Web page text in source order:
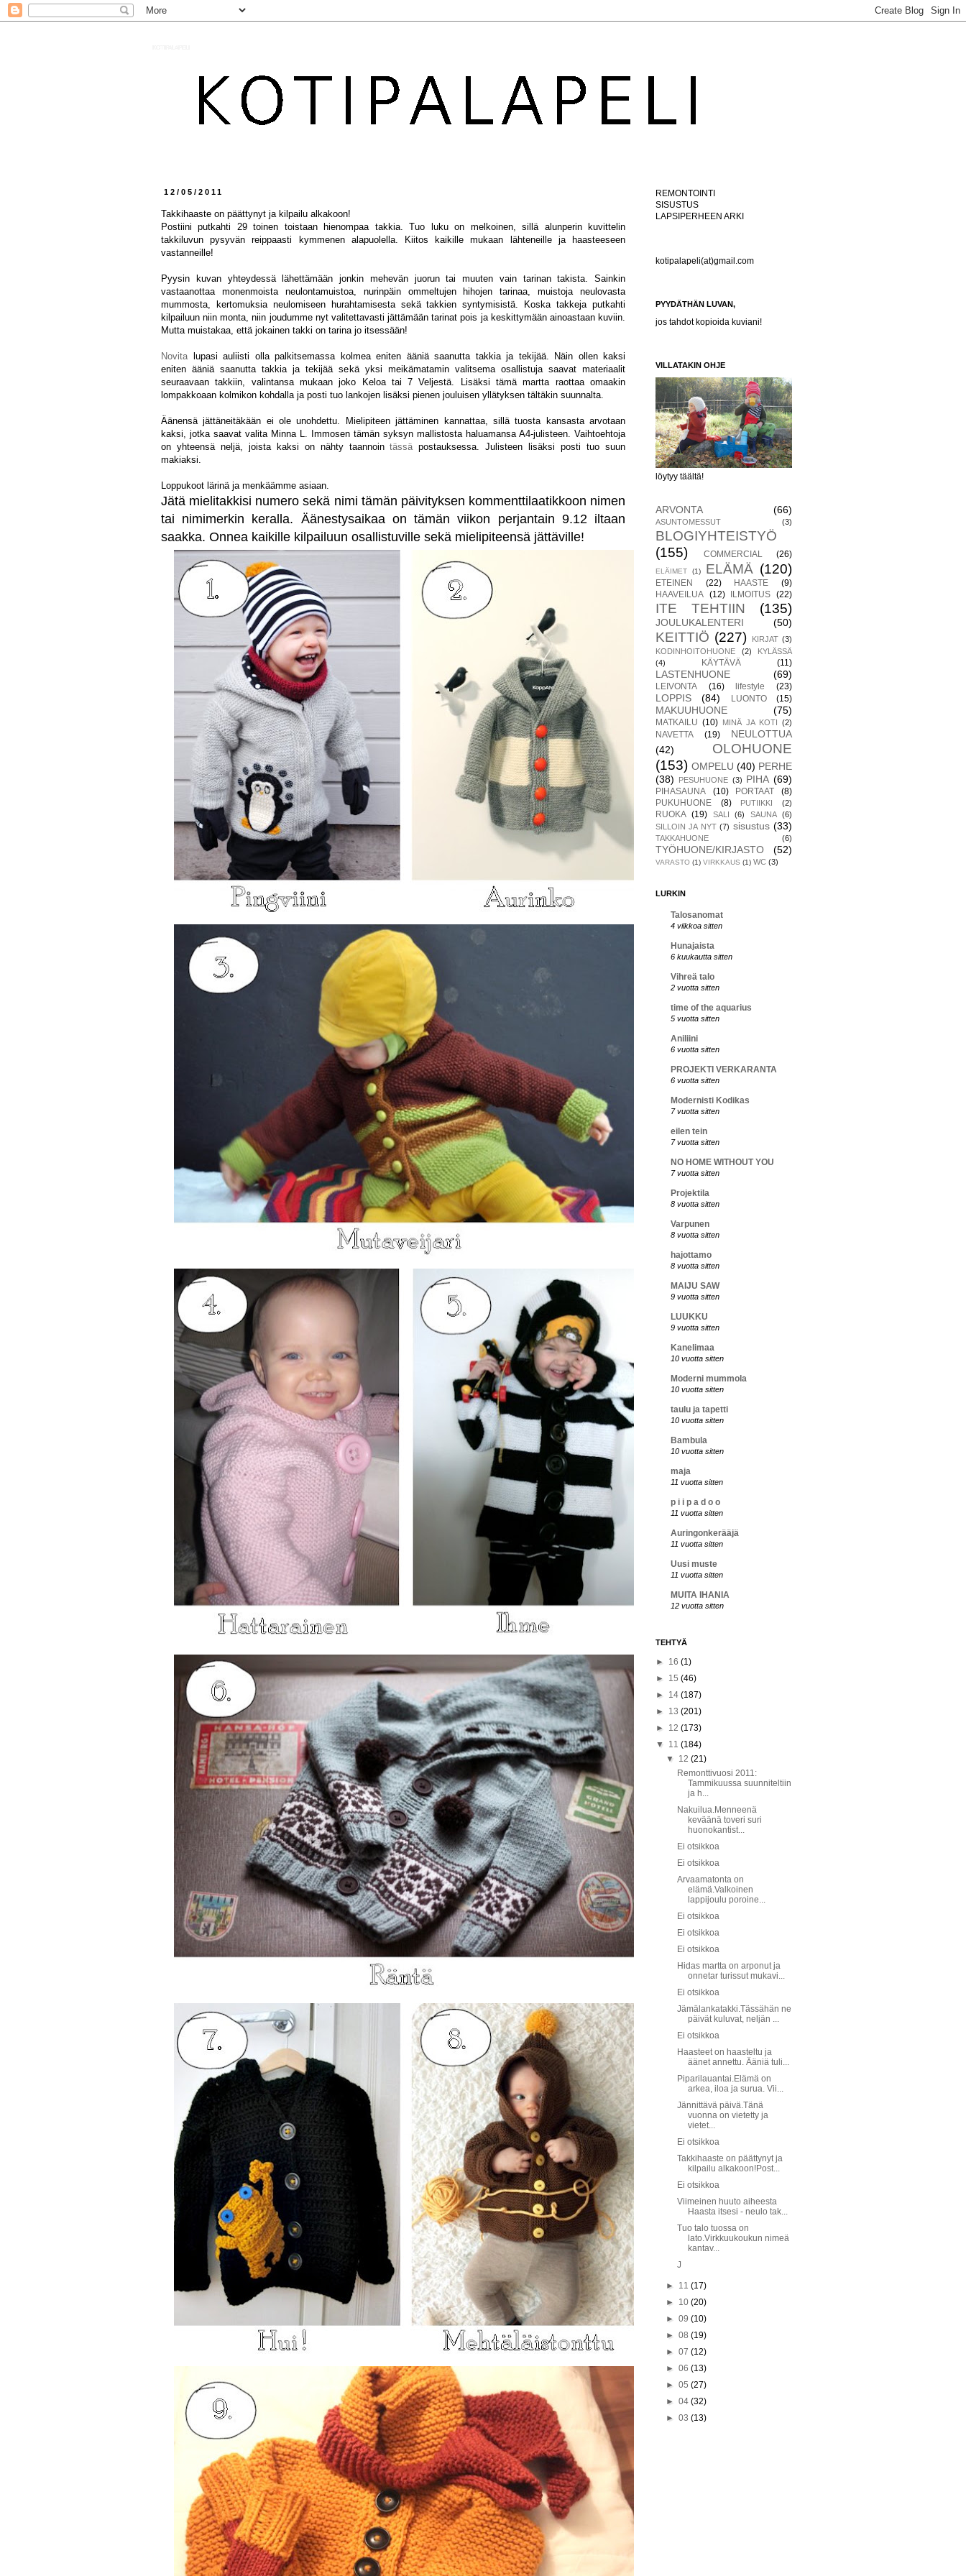
12/05/2011
Takkihaaste on päättynyt ja kilpailu alkakoon!
Postiini putkahti 29 toinen toistaan hienompaa takkia. Tuo luku on melkoinen, sillä alunperin kuvittelin
takkiluvun pysyvän reippaasti kymmenen alapuolella. Kiitos kaikille mukaan lähteneille ja haasteeseen
vastanneille!
Pyysin kuvan yhteydessä lähettämään jonkin mehevän juorun tai muuten vain tarinan takista. Sainkin
vastaanottaa monenmoista neulontamuistoa, nurinpäin ommeltujen hihojen tarinaa, muistoja neulovasta
mummosta, kertomuksia neulomiseen hurahtamisesta sekä takkien syntymisistä. Koska takkeja putkahti
kilpailuun niin monta, niin joudumme nyt valitettavasti jättämään tarinat pois ja keskittymään ainoastaan kuviin.
Mutta muistakaa, että jokainen takki on tarina jo itsessään!
Novitalupasi auliisti olla palkitsemassa kolmea eniten ääniä saanutta takkia ja tekijää. Näin ollen kaksi
eniten ääniä saanutta takkia ja tekijää sekä yksi meikämatamin valitsema osallistuja saavat materiaalit
seuraavaan takkiin, valintansa mukaan joko Keloa tai 7 Veljestä. Lisäksi tämä martta raottaa omaakin
lompakkoaan kolmikon kohdalla ja posti tuo lankojen lisäksi pienen jouluisen yllätyksen tältäkin suunnalta.
Äänensä jättäneitäkään ei ole unohdettu. Mielipiteen jättäminen kannattaa, sillä tuosta kansasta arvotaan
kaksi, jotka saavat valita Minna L. Immosen tämän syksyn mallistosta haluamansa A4-julisteen. Vaihtoehtoja
on yhteensä neljä, joista kaksi on nähty taannointässäpostauksessa. Julisteen lisäksi posti tuo suun
makiaksi.
Loppukoot lärinä ja menkäämme asiaan.
Jätä mielitakkisi numero sekä nimi tämän päivityksen kommenttilaatikkoon nimen
tai nimimerkin keralla. Äänestysaikaa on tämän viikon perjantain 9.12 iltaan
saakka. Onnea kaikille kilpailuun osallistuville sekä mielipiteensä jättäville!
REMONTOINTI
SISUSTUS
LAPSIPERHEEN ARKI
kotipalapeli(at)gmail.com
PYYDÄTHÄN LUVAN,
jos tahdot kopioida kuviani!
VILLATAKIN OHJE
löytyy täältä!
ARVONTA (66)
ASUNTOMESSUT (3)
BLOGIYHTEISTYÖ
(155)
COMMERCIAL (26)
ELÄIMET (1) ELÄMÄ (120)
ETEINEN (22) HAASTE
(9)
HAAVEILUA (12) ILMOITUS (22)
ITE TEHTIIN (135)
JOULUKALENTERI (50)
KEITTIÖ (227) KIRJAT (3)
KODINHOITOHUONE
(2)
KYLÄSSÄ
(4)
KÄYTÄVÄ (11)
LASTENHUONE (69)
LEIVONTA (16) lifestyle (23)
LOPPIS (84) LUONTO (15)
MAKUUHUONE (75)
MATKAILU (10) MINÄ JA KOTI (2)
NAVETTA (19)
NEULOTTUA
(42)
OLOHUONE
(153) OMPELU (40) PERHE
(38)
PESUHUONE (3) PIHA (69)
PIHASAUNA (10) PORTAAT
(8)
PUKUHUONE
(8) PUTIIKKI (2)
RUOKA (19) SALI (6) SAUNA
(6)
SILLOIN JA NYT (7) sisustus (33)
TAKKAHUONE (6)
TYÖHUONE/KIRJASTO (52)
VARASTO (1) VIRKKAUS (1) WC (3)
LURKIN
Talosanomat
4 viikkoa sitten
Hunajaista
6 kuukautta sitten
Vihreä talo
2 vuotta sitten
time of the aquarius
5 vuotta sitten
Aniliini
6 vuotta sitten
PROJEKTI VERKARANTA
6 vuotta sitten
Modernisti Kodikas
7 vuotta sitten
eilen tein
7 vuotta sitten
NO HOME WITHOUT YOU
7 vuotta sitten
Projektila
8 vuotta sitten
Varpunen
8 vuotta sitten
hajottamo
8 vuotta sitten
MAIJU SAW
9 vuotta sitten
LUUKKU
9 vuotta sitten
Kanelimaa
10 vuotta sitten
Moderni mummola
10 vuotta sitten
taulu ja tapetti
10 vuotta sitten
Bambula
10 vuotta sitten
maja
11 vuotta sitten
p i i p a d o o
11 vuotta sitten
Auringonkerääjä
11 vuotta sitten
Uusi muste
11 vuotta sitten
MUITA IHANIA
12 vuotta sitten
TEHTYÄ
► 16 (1)
► 15 (46)
► 14 (187)
► 13 (201)
► 12 (173)
▼ 11 (184)
▼ 12(21)
Remonttivuosi 2011:
Tammikuussa suunniteltiin
ja h...
Nakuilua.Menneenä
keväänä toveri suri
huonokantist...
Ei otsikkoa
Ei otsikkoa
Arvaamatonta on
elämä.Valkoinen
lappijoulu poroine...
Ei otsikkoa
Ei otsikkoa
Ei otsikkoa
Hidas martta on arponut ja
onnetar turissut mukavi...
Ei otsikkoa
Jämälankatakki.Tässähän ne
päivät kuluvat, neljän ...
Ei otsikkoa
Haasteet on haasteltu ja
äänet annettu. Ääniä tuli...
Piparilauantai.Elämä on
arkea, iloa ja surua. Vii...
Jännittävä päivä.Tänä
vuonna on vietetty ja
vietet...
Ei otsikkoa
Takkihaaste on päättynyt ja
kilpailu alkakoon!Post...
Ei otsikkoa
Viimeinen huuto aiheesta
Haasta itsesi - neulo tak...
Tuo talo tuossa on
lato.Virkkuukoukun nimeä
kantav...
J
► 11(17)
► 10(20)
►09(10)
►08(19)
►07(12)
►06(13)
►05(27)
►04(32)
►03(13)